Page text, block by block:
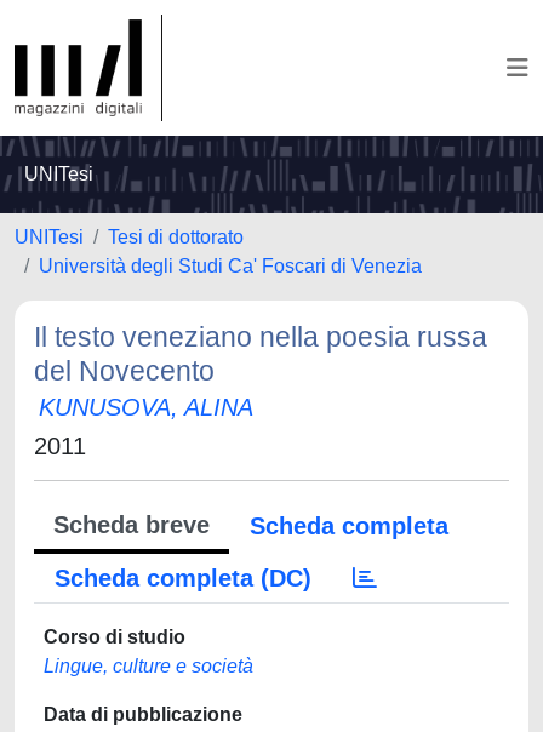
UNITesi
UNITesi
Tesi di dottorato
Università degli Studi Ca' Foscari di Venezia
Il testo veneziano nella poesia russa
del Novecento
KUNUSOVA, ALINA
2011
Scheda breve
Scheda completa
Scheda completa (DC)
Corso di studio
Lingue, culture e società
Data di pubblicazione